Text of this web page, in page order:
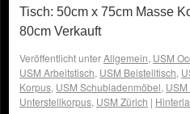
Tisch: 50cm x 75cm Masse
80cm Verkauft
Veröffentlicht unterAllgemein, USM
USM Arbeitstisch, USM Beistelltisch,
Korpus, USM Schubladenmöbel,
Unterstellkorpus, USM Zürich |